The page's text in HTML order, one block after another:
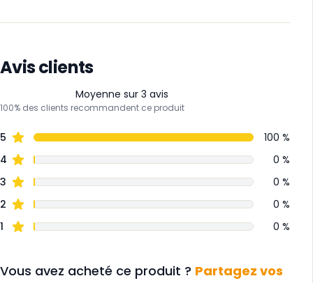
Avis clients
Moyenne sur 3 avis
100% des clients recommandent ce produit
5
100 %
4
0 %
3
0 %
2
0 %
1
0 %
Vous avez acheté ce produit ? Partagez vos